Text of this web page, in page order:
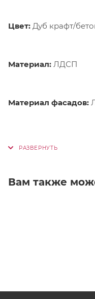
Цвет: Дуб крафт/
Материал: ЛДСП
Материал фасадов:
Вам также